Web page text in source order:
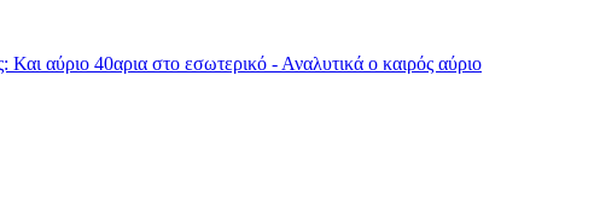
Και αύριο 40αρια στο εσωτερικό - Αναλυτικά ο καιρός αύριο